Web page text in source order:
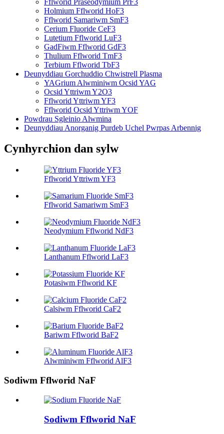
Holmium Fflworid HoF3
Fflworid Samariwm SmF3
Cerium Fluoride CeF3
Lutetium Fflworid LuF3
GadFiwm Fflworid GdF3
Thulium Fflworid TmF3
Terbium Fflworid TbF3
Deunyddiau Gorchuddio Chwistrell Plasma
YAGrium Alwminiwm Ocsid YAG
Ocsid Yttriwm Y2O3
Fflworid Yttriwm YF3
Fflworid Ocsid Yttriwm YOF
Powdrau Sgleinio Alwmina
Deunyddiau Anorganig Purdeb Uchel Pwrpas Arbennig
Cynhyrchion dan sylw
Fflworid Yttriwm YF3
Fflworid Samariwm SmF3
Neodymium Fflworid NdF3
Lanthanum Fflworid LaF3
Potasiwm Fflworid KF
Calsiwm Fflworid CaF2
Bariwm Fflworid BaF2
Alwminiwm Fflworid AlF3
Sodiwm Fflworid NaF
Sodiwm Fflworid NaF